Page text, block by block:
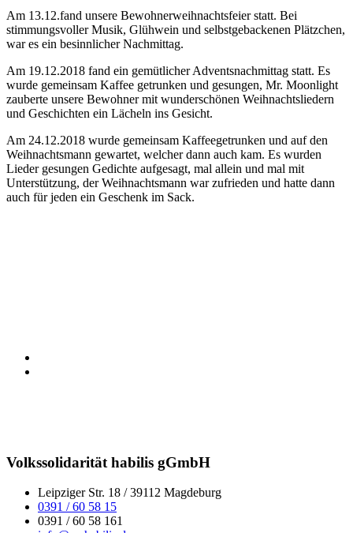
Am 13.12.fand unsere Bewohnerweihnachtsfeier statt. Bei
stimmungsvoller Musik, Glühwein und selbstgebackenen Plätzchen,
war es ein besinnlicher Nachmittag.
Am 19.12.2018 fand ein gemütlicher Adventsnachmittag statt. Es
wurde gemeinsam Kaffee getrunken und gesungen, Mr. Moonlight
zauberte unsere Bewohner mit wunderschönen Weihnachtsliedern
und Geschichten ein Lächeln ins Gesicht.
Am 24.12.2018 wurde gemeinsam Kaffeegetrunken und auf den
Weihnachtsmann gewartet, welcher dann auch kam. Es wurden
Lieder gesungen Gedichte aufgesagt, mal allein und mal mit
Unterstützung, der Weihnachtsmann war zufrieden und hatte dann
auch für jeden ein Geschenk im Sack.
Volkssolidarität habilis gGmbH
Leipziger Str. 18 / 39112 Magdeburg
0391 / 60 58 15
0391 / 60 58 161